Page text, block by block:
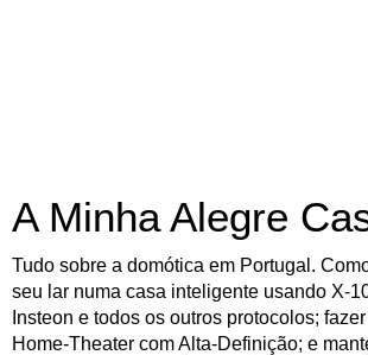
A Minha Alegre
Tudo sobre a domótica em Portugal.
seu lar numa casa inteligente usando X-
Insteon e todos os outros protocolos;
Home-Theater com Alta-Definição; e